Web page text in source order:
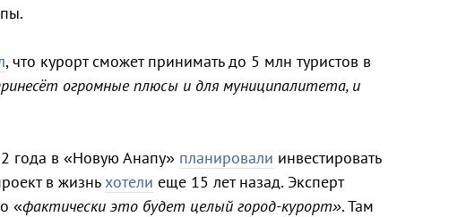
, что курорт сможет принимать до 5 млн туристов в
огромные плюсы и для муниципалитета, и
года в «Новую Анапу» планировали инвестировать
в жизньхотели еще 15 лет назад. Эксперт
«фактически это будет целый город-курорт». Там